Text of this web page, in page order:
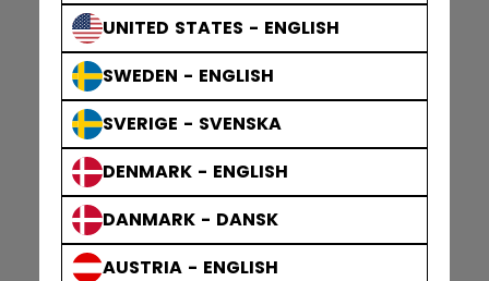
UNITED STATES - ENGLISH
SWEDEN - ENGLISH
SVERIGE - SVENSKA
DENMARK - ENGLISH
DANMARK - DANSK
AUSTRIA - ENGLISH